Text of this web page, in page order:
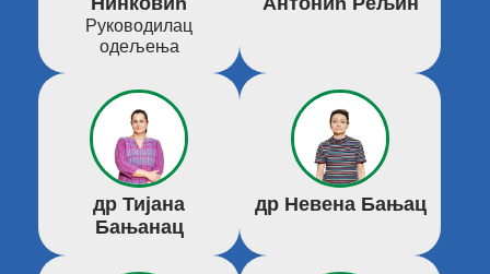
Руководилац
одељења
др Тијана
Бањанац
др Невена Бањац